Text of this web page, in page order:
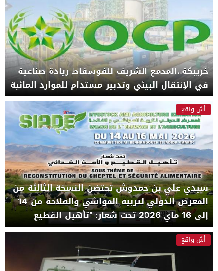
خريبكة..المجمع الشريف للفوسفاط ريادة صناعية
في الإنتقال البيئي وتدبير مستدام للموارد المائية
أش واقع
سيدي علي بن حمدوش تحتضن النسخة الثالثة من
المعرض الدولي لتربية المواشي والفلاحة من 14
إلى 16 ماي 2026 تحت شعار: “تأهيل القطيع
والأمن الغذائي
أش واقع